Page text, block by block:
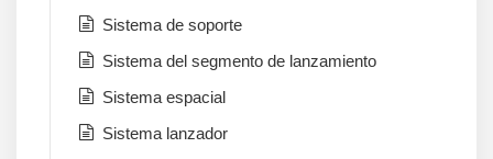
Sistema de soporte
Sistema del segmento de lanzamiento
Sistema espacial
Sistema lanzador